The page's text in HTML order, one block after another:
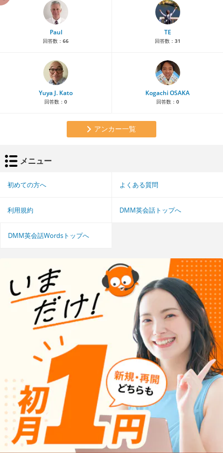
Paul
回答数： 66
TE
回答数： 31
Yuya J. Kato
回答数： 0
Kogachi OSAKA
回答数： 0
アンカー一覧
メニュー
初めての方へ よくある質問
利用規約 DMM英会話トップへ
DMM英会話Wordsトップへ